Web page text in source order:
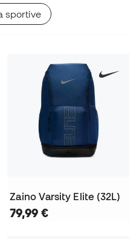
sportive
Zaino Varsity Elite (32L)
79,99 €